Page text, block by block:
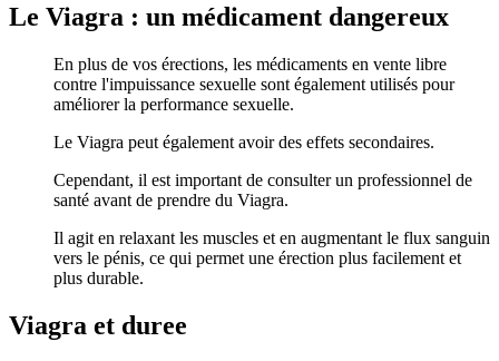
Le Viagra : un médicament dangereux
En plus de vos érections, les médicaments en vente libre
contre l'impuissance sexuelle sont également utilisés pour
améliorer la performance sexuelle.
Le Viagra peut également avoir des effets secondaires.
Cependant, il est important de consulter un professionnel de
santé avant de prendre du Viagra.
Il agit en relaxant les muscles et en augmentant le flux sanguin
vers le pénis, ce qui permet une érection plus facilement et
plus durable.
Viagra et duree